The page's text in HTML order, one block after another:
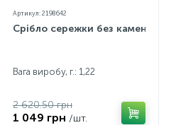
Артикул: 2198642
Срібло сережки без каменів
Вага виробу, г.: 1,22
2 620.50 грн
1 049 грн /шт.